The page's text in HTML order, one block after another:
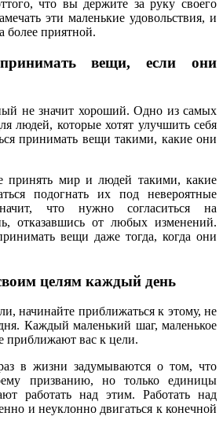
что вы держите за руку своего
эти маленькие удовольствия, и
более приятной.
вещи, если они
не значит хороший. Одно из самых
людей, которые хотят улучшить себя
принимать вещи такими, какие они
принять мир и людей такими, какие
подогнать их под невероятные
что нужно согласиться на
отказавшись от любых изменений.
вещи даже тогда, когда они
целям каждый день
начинайте приближаться к этому, не
Каждый маленький шаг, маленькое
приближают вас к цели.
в жизни задумываются о том, что
призванию, но только единицы
работать над этим. Работать над
и неуклонно двигаться к конечной